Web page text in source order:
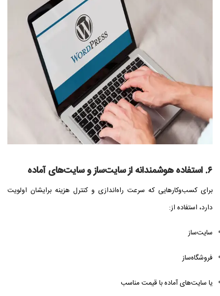
۶. استفاده هوشمندانه از سایت‌ساز و سایت‌های آماده
برای کسب‌وکارهایی که سرعت راه‌اندازی و کنترل هزینه برایشان اولویت
دارد، استفاده از:
سایت‌ساز
فروشگاه‌ساز
یا سایت‌های آماده با قیمت مناسب